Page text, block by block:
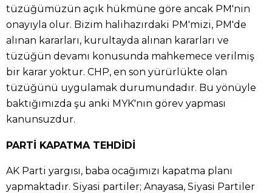
tüzüğümüzün açık hükmüne göre ancak PM'nin
onayıyla olur. Bizim halihazırdaki PM'mizi, PM'de
alınan kararları, kurultayda alınan kararları ve
tüzüğün devamı konusunda mahkemece verilmiş
bir karar yoktur. CHP, en son yürürlükte olan
tüzüğünü uygulamak durumundadır. Bu yönüyle
baktığımızda şu anki MYK'nın görev yapması
kanunsuzdur.
PARTİ KAPATMA TEHDİDİ
AK Parti yargısı, baba ocağımızı kapatma planı
yapmaktadır. Siyasi partiler; Anayasa, Siyasi Partiler